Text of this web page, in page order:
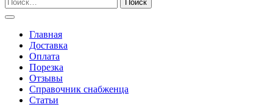
Главная
Доставка
Оплата
Порезка
Отзывы
Справочник снабженца
Статьи